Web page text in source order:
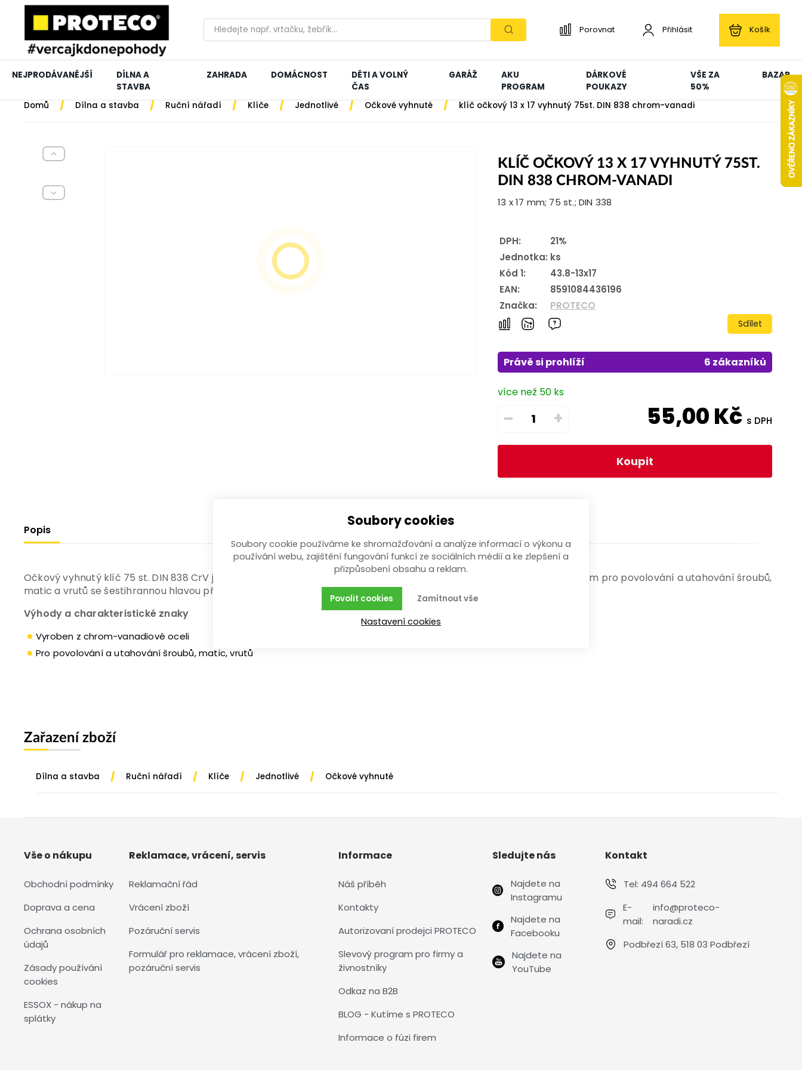
Porovnat Přihlásit Košík
NEJPRODÁVANĚJŠÍ
DÍLNA A
STAVBA
ZAHRADA DOMÁCNOST
DĚTI A VOLNÝ
ČAS
GARÁŽ
AKU
PROGRAM
DÁRKOVÉ
POUKAZY
VŠE ZA
50%
BAZAR
Domů / Dílna a stavba / Ruční nářadí / Klíče / Jednotlivé / Očkové vyhnuté / klíč očkový 13 x 17 vyhnutý 75st. DIN 838 chrom-vanadi
KLÍČ OČKOVÝ 13 X 17 VYHNUTÝ 75ST.
DIN 838 CHROM-VANADI
13 x 17 mm; 75 st.; DIN 338
DPH:
21%
Jednotka: ks
Kód 1:
43.8-13x17
EAN:
8591084436196
Značka:
PROTECO
Sdílet
Právě si prohlíží 6 zákazníků
více než 50 ks
– + 55,00Kč s DPH
Koupit
Popis
Očkový vyhnutý klíč 75 st. DIN 838 CrV je vyroben z chrom-vanadiové oceli. Svým zpracováním je mimořádně vhodným pro povolování a utahování šroubů,
matic a vrutů se šestihrannou hlavou příslušného rozměru.
Výhody a charakteristické znaky
Vyroben z chrom-vanadiové oceli
Pro povolování a utahování šroubů, matic, vrutů
Zařazení zboží
Dílna a stavba / Ruční nářadí / Klíče / Jednotlivé / Očkové vyhnuté
Vše o nákupu
Obchodní podmínky
Doprava a cena
Ochrana osobních
údajů
Zásady používání
cookies
ESSOX - nákup na
splátky
Reklamace, vrácení, servis
Reklamační řád
Vrácení zboží
Pozáruční servis
Formulář pro reklamace, vrácení zboží,
pozáruční servis
Informace
Náš příběh
Kontakty
Autorizovaní prodejci PROTECO
Slevový program pro firmy a
živnostníky
Odkaz na B2B
BLOG - Kutíme s PROTECO
Informace o fúzi firem
Sledujte nás
Najdete na
Instagramu
Najdete na
Facebooku
Najdete na
YouTube
Kontakt
Tel: 494 664 522
E-
mail:
info@proteco-
naradi.cz
Podbřezí 63, 518 03 Podbřezí
Soubory cookies
Soubory cookie používáme ke shromažďování a analýze informací o výkonu a
používání webu, zajištění fungování funkcí ze sociálních médií a ke zlepšení a
přizpůsobení obsahu a reklam.
Zamítnout vše
Povolit cookies
Nastavení cookies